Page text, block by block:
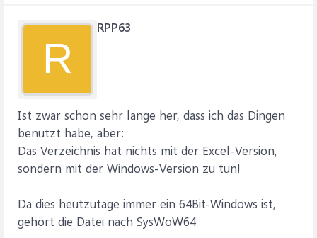
R
RPP63
Ist zwar schon sehr lange her, dass ich das Dingen
benutzt habe, aber:
Das Verzeichnis hat nichts mit der Excel-Version,
sondern mit der Windows-Version zu tun!
Da dies heutzutage immer ein 64Bit-Windows ist,
gehört die Datei nach SysWoW64